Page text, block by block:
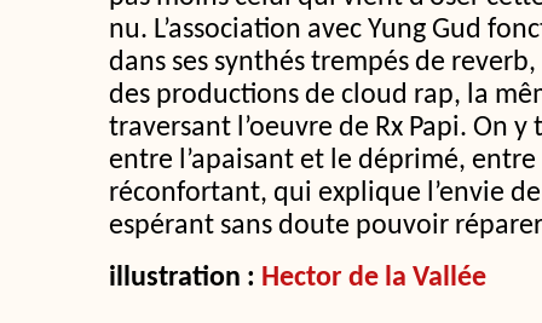
nu. L’association avec Yung Gud
dans ses synthés trempés de
des productions de cloud rap, la
traversant l’oeuvre de Rx Papi. On
entre l’apaisant et le déprimé,
réconfortant, qui explique l’envie de
espérant sans doute pouvoir
illustration : Hector de la Vallée